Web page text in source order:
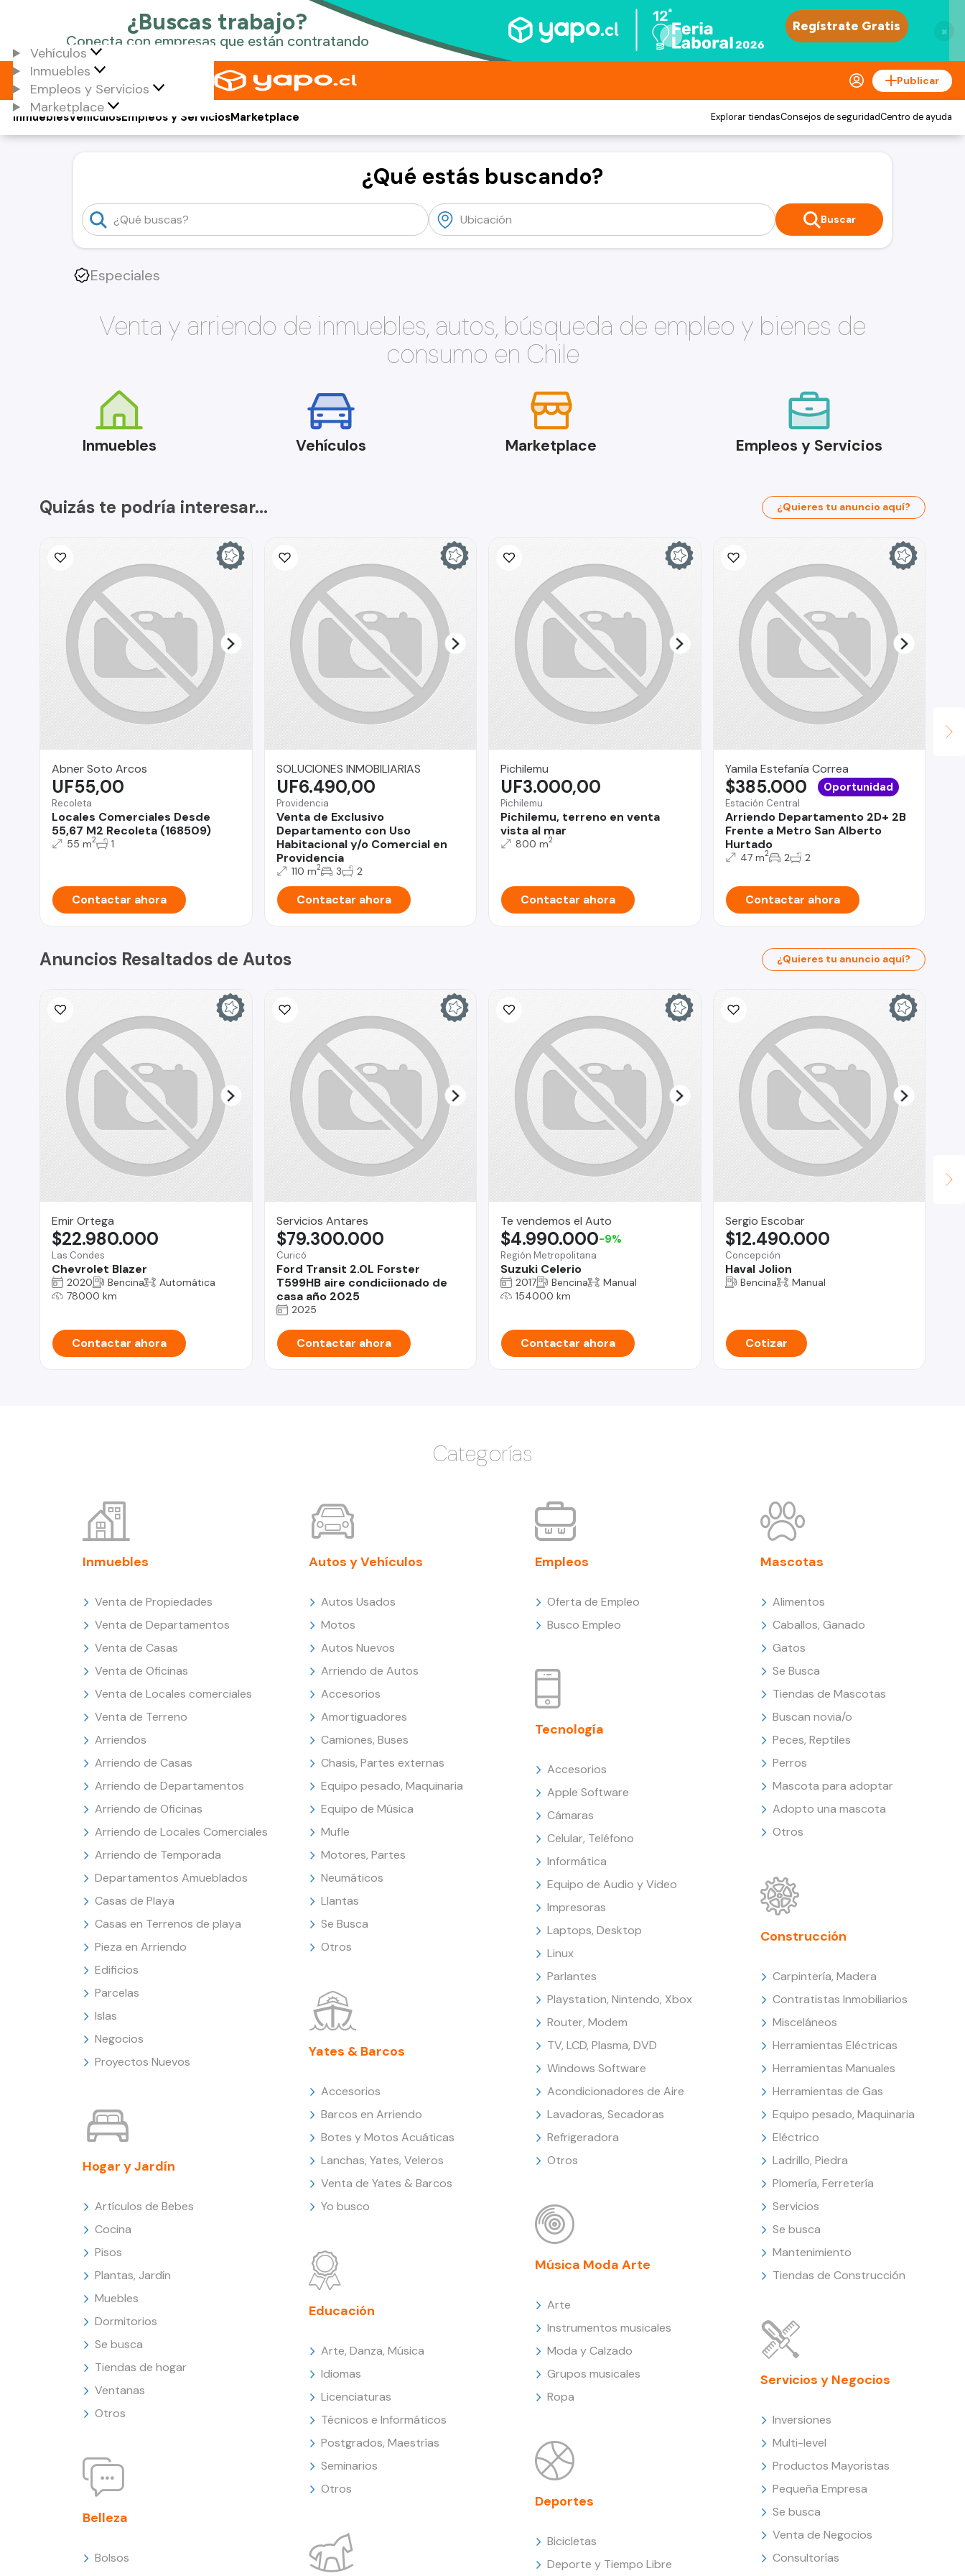
×
Vehículos
Inmuebles
Empleos y Servicios
Marketplace
Publicar
Vehículos
Inmuebles Empleos y ServiciosMarketplace Explorar tiendasConsejos de seguridadCentro de ayuda
¿Qué estás buscando?
Buscar
Especiales
Venta y arriendo de inmuebles, autos, búsqueda de empleo y bienes de
consumo en Chile
Inmuebles Vehículos Marketplace Empleos y Servicios
Quizás te podría interesar... ¿Quieres tu anuncio aquí?
Abner Soto Arcos
Recoleta
Locales Comerciales Desde
55,67 M2 Recoleta (168509)
UF55,00
55 m2 1
Contactar ahora
SOLUCIONES INMOBILIARIAS
Providencia
Venta de Exclusivo
Departamento con Uso
Habitacional y/o Comercial en
Providencia
UF6.490,00
110 m2 3 2
Contactar ahora
Pichilemu
Pichilemu
Pichilemu, terreno en venta
vista al mar
UF3.000,00
800 m2
Contactar ahora
Yamila Estefanía Correa
Estación Central
Arriendo Departamento 2D+ 2B
Frente a Metro San Alberto
Hurtado
$385.000 Oportunidad
47 m2 2 2
Contactar ahora
Anuncios Resaltados de Autos ¿Quieres tu anuncio aquí?
Emir Ortega
Las Condes
Chevrolet Blazer
$22.980.000
2020 Bencina
Automática
78000 km
Contactar ahora
Servicios Antares
Curicó
Ford Transit 2.0L Forster
T599HB aire condiciionado de
casa año 2025
$79.300.000
2025
Contactar ahora
Te vendemos el Auto
Región Metropolitana
Suzuki Celerio
$4.990.000-9%
2017 Bencina
Manual
154000 km
Contactar ahora
Sergio Escobar
Concepción
Haval Jolion
$12.490.000
Bencina Manual
Cotizar
Categorías
Inmuebles
Venta de Propiedades
Venta de Departamentos
Venta de Casas
Venta de Oficinas
Venta de Locales comerciales
Venta de Terreno
Arriendos
Arriendo de Casas
Arriendo de Departamentos
Arriendo de Oficinas
Arriendo de Locales Comerciales
Arriendo de Temporada
Departamentos Amueblados
Casas de Playa
Casas en Terrenos de playa
Pieza en Arriendo
Edificios
Parcelas
Islas
Negocios
Proyectos Nuevos
Hogar y Jardín
Artículos de Bebes
Cocina
Pisos
Plantas, Jardín
Muebles
Dormitorios
Se busca
Tiendas de hogar
Ventanas
Otros
Belleza
Bolsos
Autos y Vehículos
Autos Usados
Motos
Autos Nuevos
Arriendo de Autos
Accesorios
Amortiguadores
Camiones, Buses
Chasis, Partes externas
Equipo pesado, Maquinaria
Equipo de Música
Mufle
Motores, Partes
Neumáticos
Llantas
Se Busca
Otros
Yates & Barcos
Accesorios
Barcos en Arriendo
Botes y Motos Acuáticas
Lanchas, Yates, Veleros
Venta de Yates & Barcos
Yo busco
Educación
Arte, Danza, Música
Idiomas
Licenciaturas
Técnicos e Informáticos
Postgrados, Maestrías
Seminarios
Otros
Empleos
Oferta de Empleo
Busco Empleo
Tecnología
Accesorios
Apple Software
Cámaras
Celular, Teléfono
Informática
Equipo de Audio y Video
Impresoras
Laptops, Desktop
Linux
Parlantes
Playstation, Nintendo, Xbox
Router, Modem
TV, LCD, Plasma, DVD
Windows Software
Acondicionadores de Aire
Lavadoras, Secadoras
Refrigeradora
Otros
Música Moda Arte
Arte
Instrumentos musicales
Moda y Calzado
Grupos musicales
Ropa
Deportes
Bicicletas
Deporte y Tiempo Libre
Mascotas
Alimentos
Caballos, Ganado
Gatos
Se Busca
Tiendas de Mascotas
Buscan novia/o
Peces, Reptiles
Perros
Mascota para adoptar
Adopto una mascota
Otros
Construcción
Carpintería, Madera
Contratistas Inmobiliarios
Misceláneos
Herramientas Eléctricas
Herramientas Manuales
Herramientas de Gas
Equipo pesado, Maquinaria
Eléctrico
Ladrillo, Piedra
Plomería, Ferretería
Servicios
Se busca
Mantenimiento
Tiendas de Construcción
Servicios y Negocios
Inversiones
Multi-level
Productos Mayoristas
Pequeña Empresa
Se busca
Venta de Negocios
Consultorías